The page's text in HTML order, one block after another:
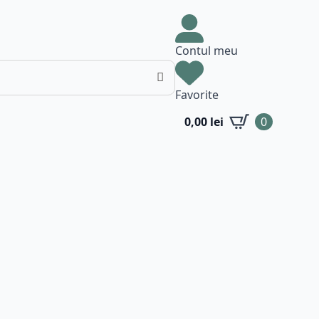
Contul meu
Favorite
0,00 lei 0